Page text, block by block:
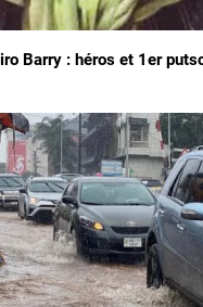
Barry : héros et 1er